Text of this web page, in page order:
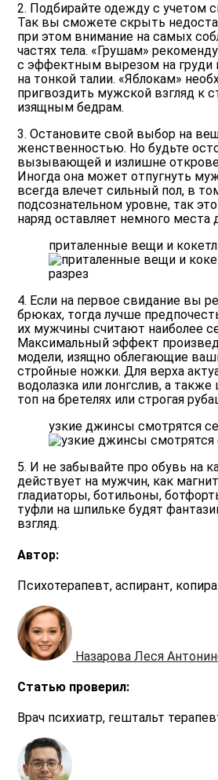
2. Подбирайте одежду с учетом
Так вы сможете скрыть
при этом внимание на самых
частях тела. «Грушам»
с эффектным вырезом на груди
на тонкой талии. «Яблокам»
пригвоздить мужской взгляд к
изящным бедрам.
3. Остановите свой выбор на
женственностью. Но будьте
вызывающей и излишне
Иногда она может отпугнуть
всегда влечет сильный пол, в
подсознательном уровне, так
наряд оставляет немного места
приталенные вещи и
4. Если на первое свидание вы
брюках, тогда лучше
их мужчины считают наиболее
Максимальный эффект
модели, изящно облегающие
стройные ножки. Для верха
водолазка или лонгслив, а
топ на бретелях или строгая
узкие джинсы смотрятся
5. И не забывайте про обувь на
действует на мужчин, как
гладиаторы, ботильоны,
туфли на шпильке будят
взгляд.
Автор:
Психотерапевт, аспирант,
Назарова Леся
Статью проверил:
Врач психиатр, гештальт